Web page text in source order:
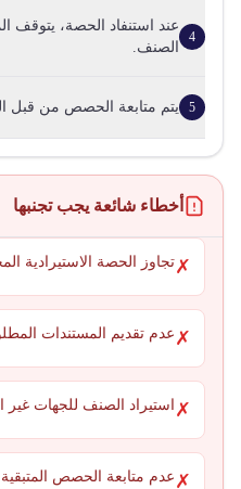
4
عند استنفاد الحصة، يتوقف
الصنف.
5 يتم متابعة الحصص من قبل
أخطاء شائعة يجب تجنبها
✗تجاوز الحصة الاستيرادية
✗ عدم تقديم المستندات
✗ استيراد الصنف للجهات غير
✗ عدم متابعة الحصص